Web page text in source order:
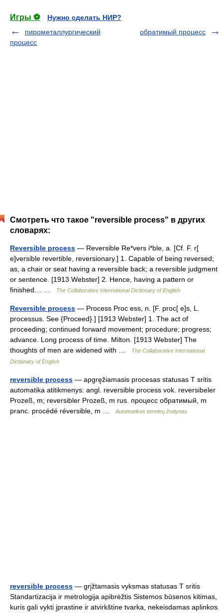
Игры ⚽
Нужно сделать НИР?
пирометаллургический
процесс
обратимый процесс
Смотреть что такое "reversible process" в других
словарях:
Reversible process — Reversible Re*vers i*ble, a. [Cf. F. r[
e]versible revertible, reversionary.] 1. Capable of being reversed;
as, a chair or seat having a reversible back; a reversible judgment
or sentence. [1913 Webster] 2. Hence, having a pattern or
finished… …
The Collaborative International Dictionary of English
Reversible process — Process Proc ess, n. [F. proc[ e]s, L.
processus. See {Proceed}.] [1913 Webster] 1. The act of
proceeding; continued forward movement; procedure; progress;
advance. Long process of time. Milton. [1913 Webster] The
thoughts of men are widened with …
The Collaborative International
Dictionary of English
reversible process — apgręžiamasis procesas statusas T sritis
automatika atitikmenys: angl. reversible process vok. reversibeler
Prozeß, m; reversibler Prozeß, m rus. процесс обратимый, m
pranc. procédé réversible, m …
Automatikos terminų žodynas
reversible process — grįžtamasis vyksmas statusas T sritis
Standartizacija ir metrologija apibrėžtis Sistemos būsenos kitimas,
kuris gali vykti įprastine ir atvirkštine tvarka, nekeisdamas aplinkos.